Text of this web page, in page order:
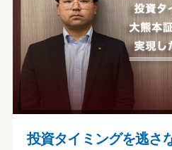
投資タイミングを逃さ